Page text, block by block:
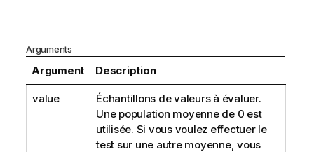
Arguments
Argument Description
value
Échantillons de valeurs à évaluer.
Une population moyenne de 0 est
utilisée. Si vous voulez effectuer le
test sur une autre moyenne, vous